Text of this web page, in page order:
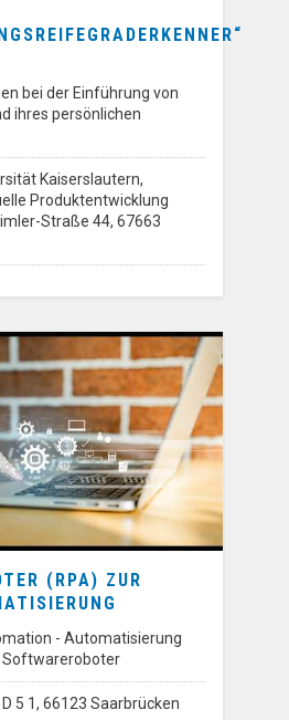
bei der Einführung von
ihres persönlichen
Kaiserslautern,
Produktentwicklung
Straße 44, 67663
(RPA) ZUR
- Automatisierung
Softwareroboter
5 1, 66123 Saarbrücken